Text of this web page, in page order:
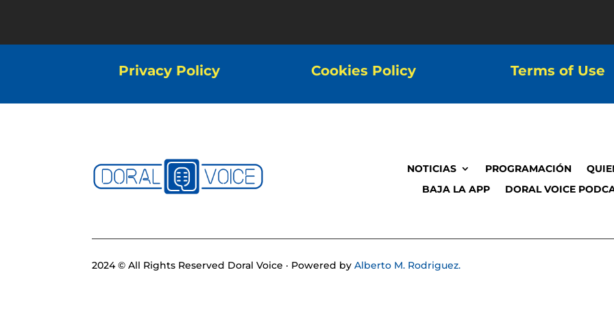
Privacy Policy Cookies Policy Terms of Use
NOTICIAS PROGRAMACIÓN
BAJA LA APP
DORAL VOICE
2024 © All Rights Reserved Doral Voice · Powered byAlberto M. Rodriguez.